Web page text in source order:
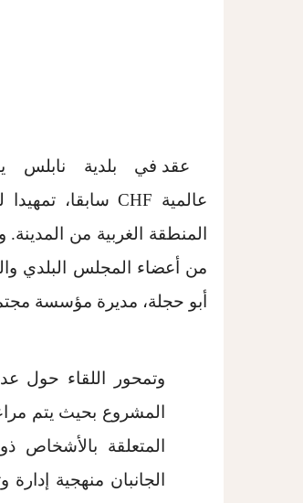
عقد في بلدية
عالمية CHFسابقا، تمهيدا
المنطقة الغربية من
من أعضاء المجلس البلدي
أبو حجلة، مديرة مؤسسة
وتمحور اللقاء حول
المشروع بحيث يتم
المتعلقة بالأشخاص
الجانبان منهجية